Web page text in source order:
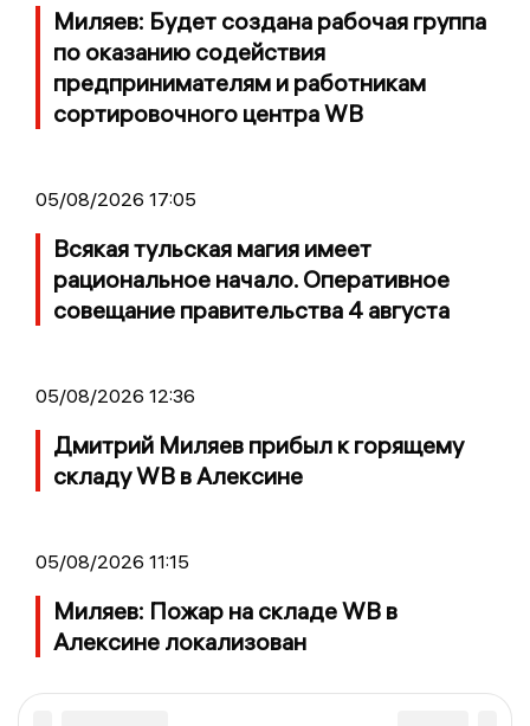
Миляев: Будет создана рабочая группа
по оказанию содействия
предпринимателям и работникам
сортировочного центра WB
05/08/2026 17:05
Всякая тульская магия имеет
рациональное начало. Оперативное
совещание правительства 4 августа
05/08/2026 12:36
Дмитрий Миляев прибыл к горящему
складу WB в Алексине
05/08/2026 11:15
Миляев: Пожар на складе WB в
Алексине локализован